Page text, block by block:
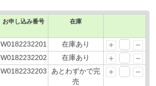
お申し込み番号 在庫
W0182232201
在庫あり
W0182232202
在庫あり
W0182232203
あとわずかで完
売